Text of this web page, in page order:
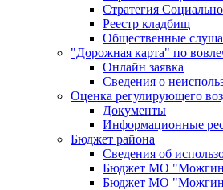
Стратегия
Реестр кладбищ
Общественные
"Дорожная карта" по
Онлайн заявка
Сведения о
Оценка регулирующего
Документы
Информационные
Бюджет района
Сведения об
Бюджет МО
Бюджет МО